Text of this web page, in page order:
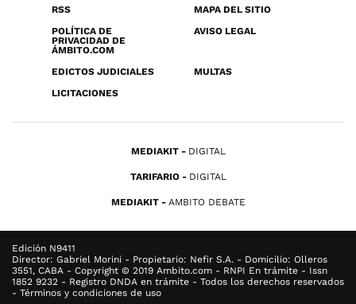
RSS
MAPA DEL SITIO
POLÍTICA DE
PRIVACIDAD DE
ÁMBITO.COM
AVISO LEGAL
EDICTOS JUDICIALES
MULTAS
LICITACIONES
MEDIAKIT DIGITAL
TARIFARIO DIGITAL
MEDIAKIT AMBITO DEBATE
Edición N9411
Director: Gabriel Morini - Propietario: Nefir S.A. - Domicilio: Olleros
3551, CABA - Copyright © 2019 Ambito.com - RNPI En trámite - Issn
1852 9232 - Registro DNDA en trámite - Todos los derechos reservados
- Términos y condiciones de uso